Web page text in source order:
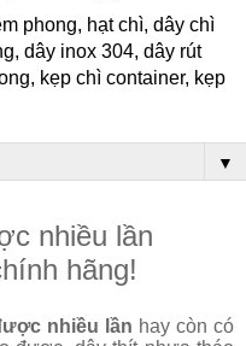
phong, hạt chì, dây chì
dây inox 304, dây rút
kẹp chì container, kẹp
▼
nhiều lần
hãng!
nhiều lần hay còn có